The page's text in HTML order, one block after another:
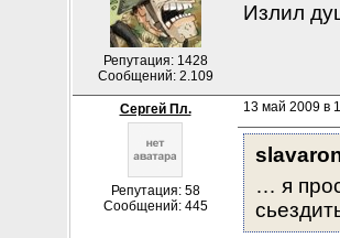
Репутация: 1428
Сообщений: 2.109
Излил
Сергей Пл.
Репутация: 58
Сообщений: 445
13 май 2009 в
… я